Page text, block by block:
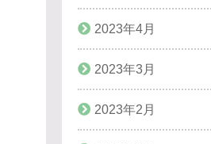
2023年4月
2023年3月
2023年2月